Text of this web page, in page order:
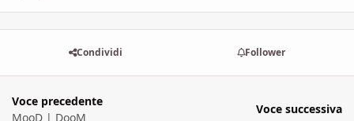
Condividi Follower
Voce precedente
MooD | DooM
Voce successiva